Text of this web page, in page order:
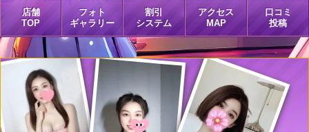
店舗
TOP
フォト
ギャラリー
割引
システム
アクセス
MAP
口コミ
投稿